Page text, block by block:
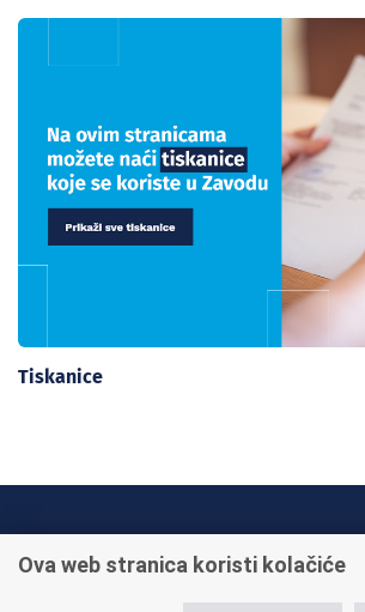
Tiskanice
+385 1 45 95 011
Ova web stranica koristi kolačiće